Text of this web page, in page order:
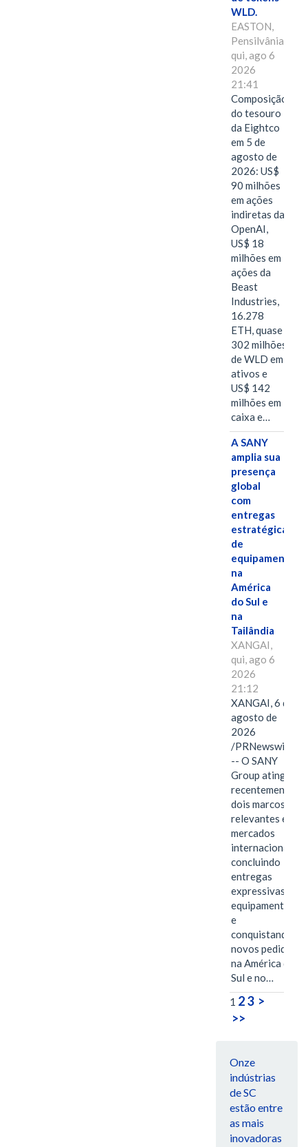
WLD.
EASTON,
Pensilvânia,
qui, ago 6
2026
21:41
Composição
do tesouro
da Eightco
em 5 de
agosto de
2026: US$
90 milhões
em ações
indiretas da
OpenAI,
US$ 18
milhões em
ações da
Beast
Industries,
16.278
ETH, quase
302 milhões
de WLD em
ativos e
US$ 142
milhões em
caixa e…
A SANY
amplia sua
presença
global
com
entregas
estratégicas
de
equipamentos
na
América
do Sul e
na
Tailândia
XANGAI,
qui, ago 6
2026
21:12
XANGAI, 6 de
agosto de
2026
/PRNewswire/
-- O SANY
Group atingiu
recentemente
dois marcos
relevantes em
mercados
internacionais,
concluindo
entregas
expressivas de
equipamentos
e
conquistando
novos pedidos
na América do
Sul e no…
1 23 >
>>
Onze
indústrias
de SC
estão entre
as mais
inovadoras